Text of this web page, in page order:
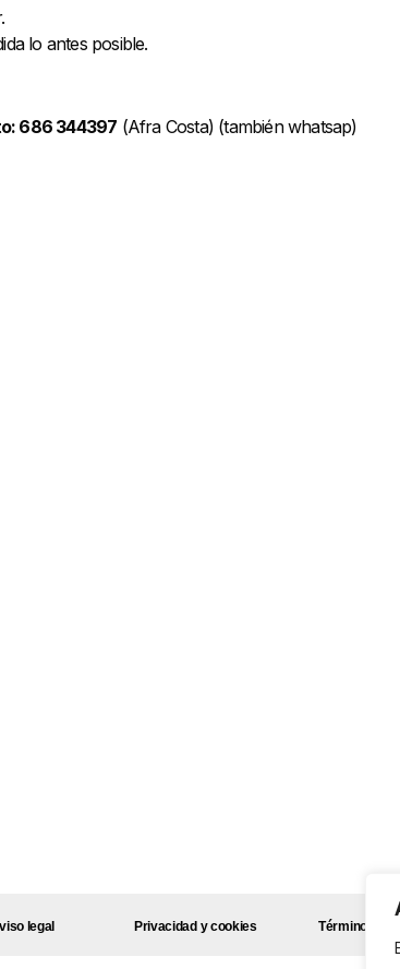
lo antes posible.
686 344397 (Afra Costa) (también whatsap)
legal Privacidad y cookies Términos y